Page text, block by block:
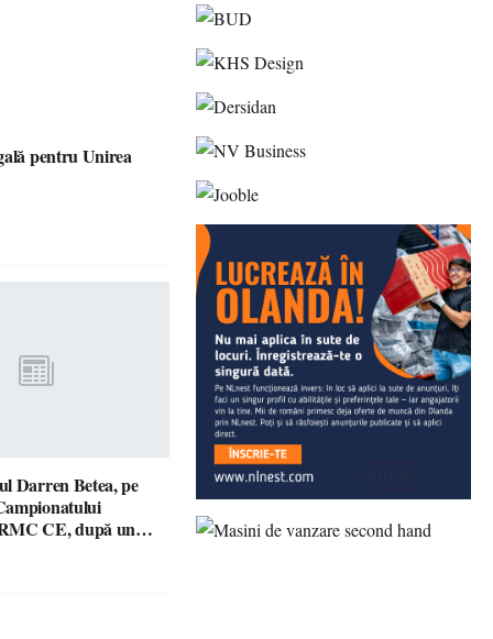
pentru Unirea
Darren Betea, pe
CE, după un